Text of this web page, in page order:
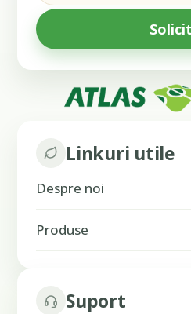
Linkuri utile
Despre noi
Produse
Suport